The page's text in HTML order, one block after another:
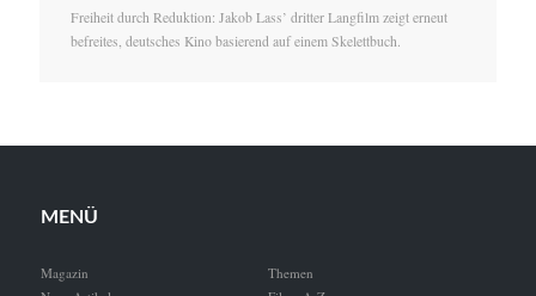
Freiheit durch Reduktion: Jakob Lass’ dritter Langfilm zeigt erneut
befreites, deutsches Kino basierend auf einem Skelettbuch.
MENÜ
Magazin
Themen